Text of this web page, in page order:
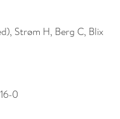
Strøm H, Berg C, Blix
0